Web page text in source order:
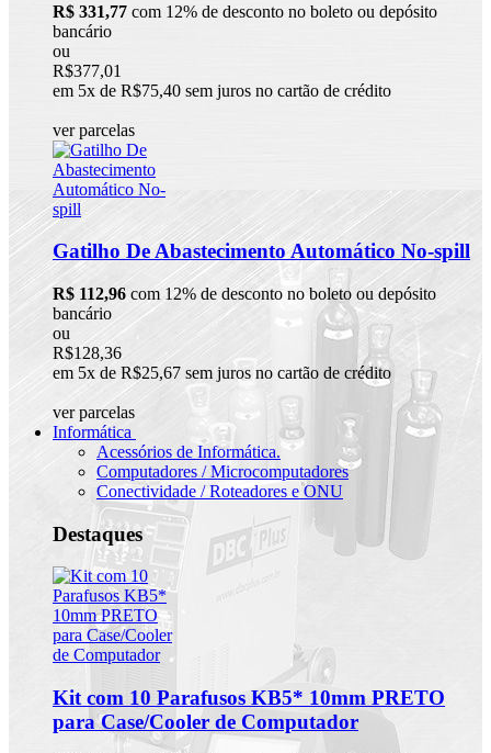
R$ 331,77 com 12% de desconto no boleto ou depósito
bancário
ou
R$377,01
em 5x de R$75,40 sem juros no cartão de crédito
ver parcelas
Gatilho De Abastecimento Automático No-spill
R$ 112,96 com 12% de desconto no boleto ou depósito
bancário
ou
R$128,36
em 5x de R$25,67 sem juros no cartão de crédito
ver parcelas
Informática
Acessórios de Informática.
Computadores / Microcomputadores
Conectividade / Roteadores e ONU
Destaques
Kit com 10 Parafusos KB5* 10mm PRETO
para Case/Cooler de Computador